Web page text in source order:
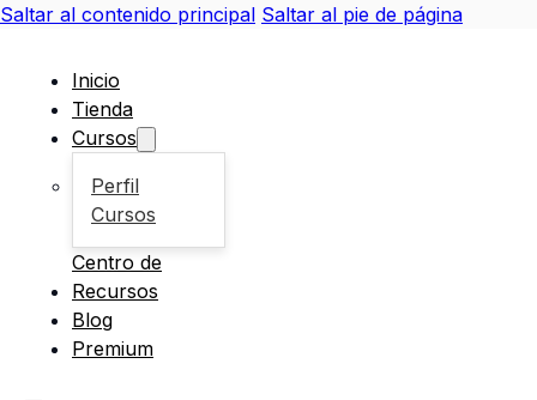
Saltar al contenido principal Saltar al pie de página
Inicio
Tienda
Cursos
Perfil
Cursos
Centro de
Recursos
Blog
Premium